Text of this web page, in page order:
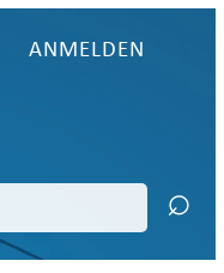
ANMELDEN